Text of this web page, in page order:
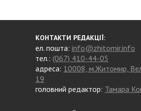
КОНТАКТИ РЕДАКЦІЇ:
ел. пошта: info@zhitomir.info
тел.: (067) 410-44-05
адреса: 10008, м.Житомир,
19
головний редактор: Тамара